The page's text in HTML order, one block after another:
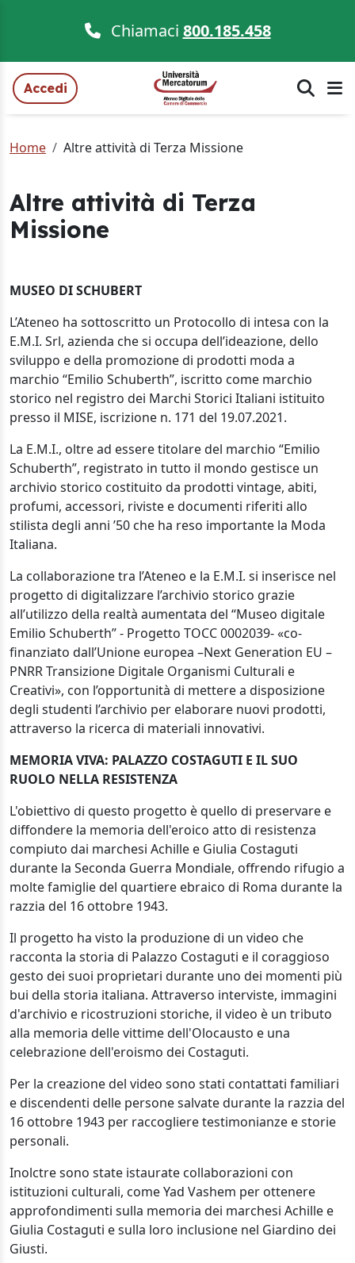
Chiamaci 800.185.458
Accedi
Home Altre attività di Terza Missione
Altre attività di Terza
Missione
MUSEO DI SCHUBERT
L’Ateneo ha sottoscritto un Protocollo di intesa con la
E.M.I. Srl, azienda che si occupa dell’ideazione, dello
sviluppo e della promozione di prodotti moda a
marchio “Emilio Schuberth”, iscritto come marchio
storico nel registro dei Marchi Storici Italiani istituito
presso il MISE, iscrizione n. 171 del 19.07.2021.
La E.M.I., oltre ad essere titolare del marchio “Emilio
Schuberth”, registrato in tutto il mondo gestisce un
archivio storico costituito da prodotti vintage, abiti,
profumi, accessori, riviste e documenti riferiti allo
stilista degli anni ’50 che ha reso importante la Moda
Italiana.
La collaborazione tra l’Ateneo e la E.M.I. si inserisce nel
progetto di digitalizzare l’archivio storico grazie
all’utilizzo della realtà aumentata del “Museo digitale
Emilio Schuberth” - Progetto TOCC 0002039- «co-
finanziato dall’Unione europea –Next Generation EU –
PNRR Transizione Digitale Organismi Culturali e
Creativi», con l’opportunità di mettere a disposizione
degli studenti l’archivio per elaborare nuovi prodotti,
attraverso la ricerca di materiali innovativi.
MEMORIA VIVA: PALAZZO COSTAGUTI E IL SUO
RUOLO NELLA RESISTENZA
L'obiettivo di questo progetto è quello di preservare e
diffondere la memoria dell'eroico atto di resistenza
compiuto dai marchesi Achille e Giulia Costaguti
durante la Seconda Guerra Mondiale, offrendo rifugio a
molte famiglie del quartiere ebraico di Roma durante la
razzia del 16 ottobre 1943.
Il progetto ha visto la produzione di un video che
racconta la storia di Palazzo Costaguti e il coraggioso
gesto dei suoi proprietari durante uno dei momenti più
bui della storia italiana. Attraverso interviste, immagini
d'archivio e ricostruzioni storiche, il video è un tributo
alla memoria delle vittime dell'Olocausto e una
celebrazione dell'eroismo dei Costaguti.
Per la creazione del video sono stati contattati familiari
e discendenti delle persone salvate durante la razzia del
16 ottobre 1943 per raccogliere testimonianze e storie
personali.
Inolctre sono state istaurate collaborazioni con
istituzioni culturali, come Yad Vashem per ottenere
approfondimenti sulla memoria dei marchesi Achille e
Giulia Costaguti e sulla loro inclusione nel Giardino dei
Giusti.